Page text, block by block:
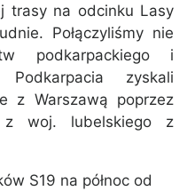
trasy na odcinku Lasy
Połączyliśmy nie
podkarpackiego i
Podkarpacia zyskali
z Warszawą poprzez
woj. lubelskiego z
S19 na północ od